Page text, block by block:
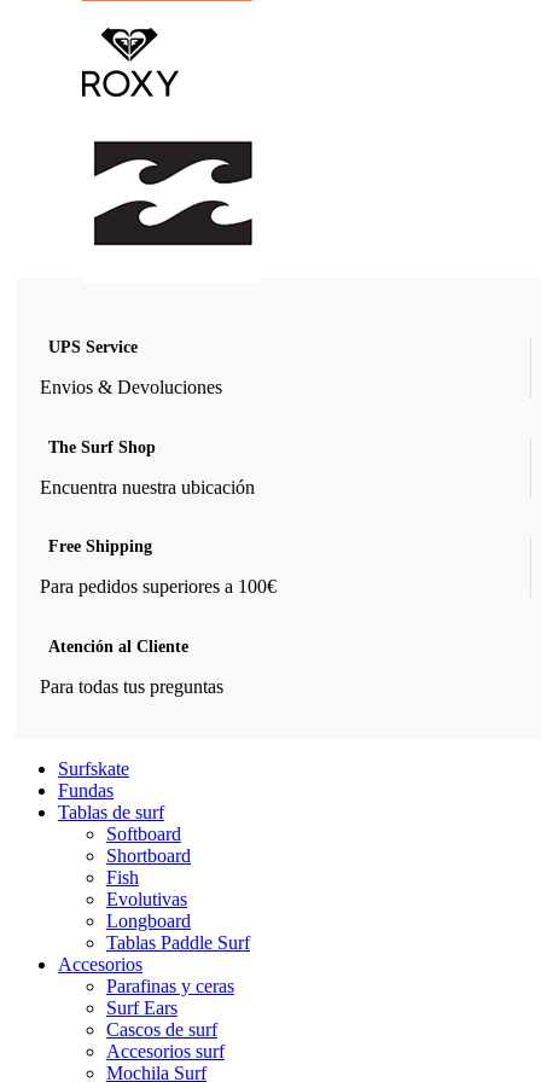
UPS Service
Envios & Devoluciones
The Surf Shop
Encuentra nuestra ubicación
Free Shipping
Para pedidos superiores a 100€
Atención al Cliente
Para todas tus preguntas
Surfskate
Fundas
Tablas de surf
Softboard
Shortboard
Fish
Evolutivas
Longboard
Tablas Paddle Surf
Accesorios
Parafinas y ceras
Surf Ears
Cascos de surf
Accesorios surf
Mochila Surf